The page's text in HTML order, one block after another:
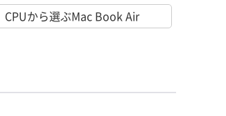
CPUから選ぶMac Book Air